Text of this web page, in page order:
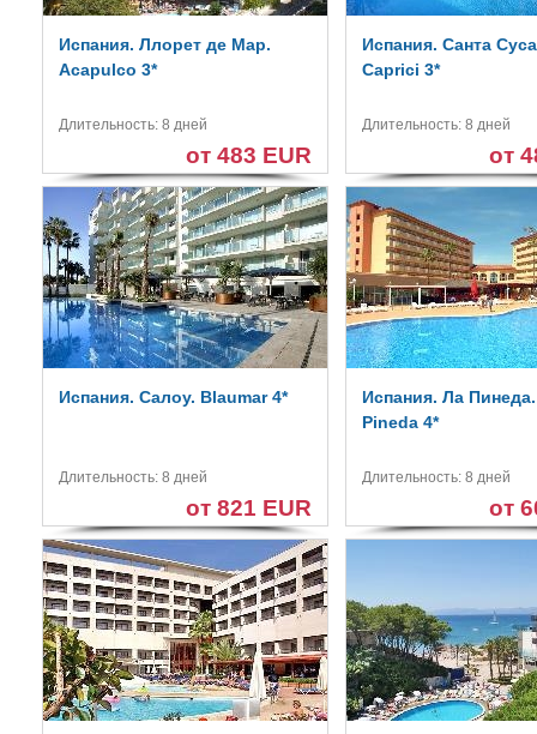
Испания. Ллорет де Мар.
Acapulco 3*
Длительность: 8 дней
от 483 EUR
Испания. Санта
Caprici 3*
Длительность: 8 дней
от
Испания. Салоу. Blaumar 4*
Длительность: 8 дней
от 821 EUR
Испания. Ла
Pineda 4*
Длительность: 8 дней
от